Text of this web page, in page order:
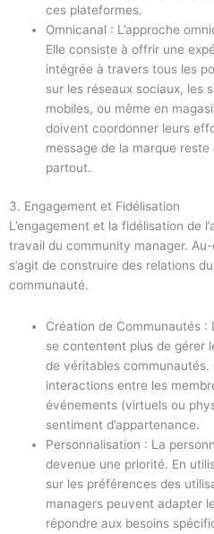
ces plateformes.
Omnicanal : L’approche
Elle consiste à offrir une
intégrée à travers tous les
sur les réseaux sociaux, les
mobiles, ou même en
doivent coordonner leurs
message de la marque
partout.
3. Engagement et Fidélisation
L’engagement et la fidélisation de
travail du community manager.
s’agit de construire des relations
communauté.
Création de Communautés
se contentent plus de gérer
de véritables
interactions entre les
événements (virtuels ou
sentiment d’appartenance.
Personnalisation : La
devenue une priorité. En
sur les préférences des
managers peuvent adapter
répondre aux besoins